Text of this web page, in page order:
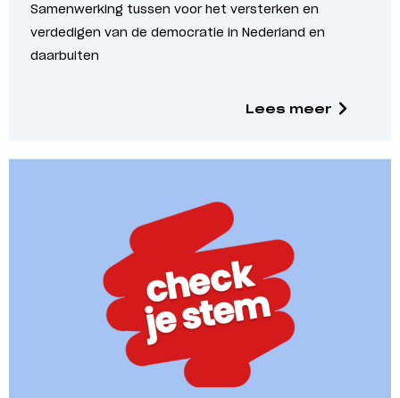
Samenwerking tussen voor het versterken en
verdedigen van de democratie in Nederland en
daarbuiten
Lees meer